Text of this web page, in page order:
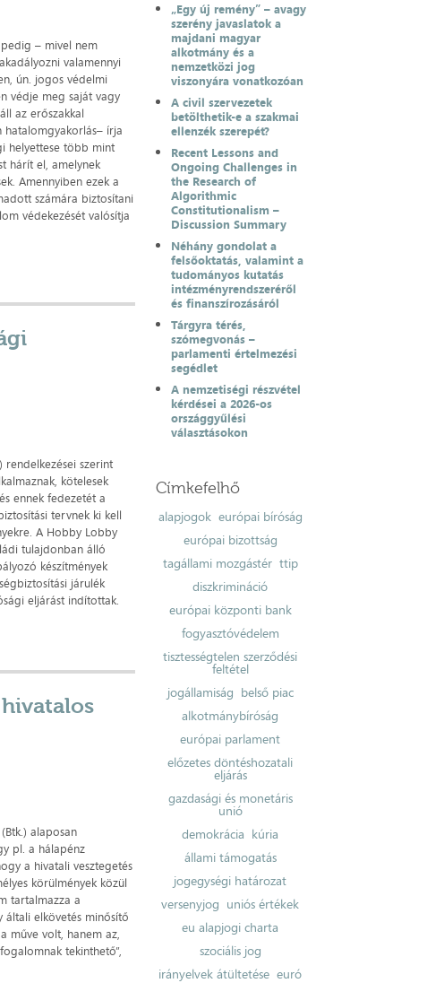
– mivel nem
valamennyi
ún. jogos védelmi
védje meg saját vagy
az erőszakkal
hatalomgyakorlás– írja
helyettese több mint
hárít el, amelynek
Amennyiben ezek a
számára biztosítani
védekezését valósítja
rendelkezései szerint
kötelesek
ennek fedezetét a
tervnek ki kell
A Hobby Lobby
tulajdonban álló
készítmények
járulék
eljárást indítottak.
alaposan
pl. a hálapénz
a hivatali vesztegetés
körülmények közül
tartalmazza a
általi elkövetés minősítő
műve volt, hanem az,
tekinthető”,
„Egy új remény” – avagy
szerény javaslatok a
majdani magyar
alkotmány és a
nemzetközi jog
viszonyára vonatkozóan
A civil szervezetek
betölthetik-e a szakmai
ellenzék szerepét?
Recent Lessons and
Ongoing Challenges in
the Research of
Algorithmic
Constitutionalism –
Discussion Summary
Néhány gondolat a
felsőoktatás, valamint a
tudományos kutatás
intézményrendszeréről
és finanszírozásáról
Tárgyra térés,
szómegvonás –
parlamenti értelmezési
segédlet
A nemzetiségi részvétel
kérdései a 2026-os
országgyűlési
választásokon
Címkefelhő
alapjogok európai bíróság
európai bizottság
tagállami mozgástér ttip
diszkrimináció
európai központi bank
fogyasztóvédelem
tisztességtelen szerződési
feltétel
jogállamiság belső piac
alkotmánybíróság
európai parlament
előzetes döntéshozatali
eljárás
gazdasági és monetáris
unió
demokrácia kúria
állami támogatás
jogegységi határozat
versenyjog uniós értékek
eu alapjogi charta
szociális jog
irányelvek átültetése euró